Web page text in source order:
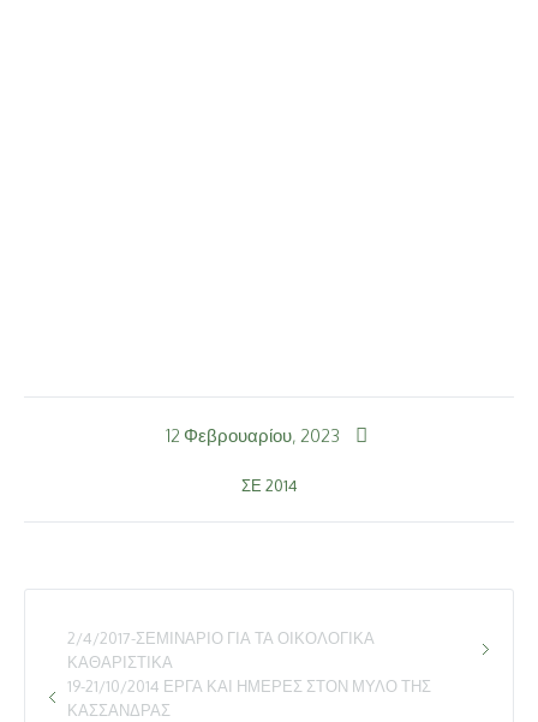
12 Φεβρουαρίου, 2023
ΣΕ 2014
2/4/2017-ΣΕΜΙΝΆΡΙΟ ΓΙΑ ΤΑ ΟΙΚΟΛΟΓΙΚΆ
ΚΑΘΑΡΙΣΤΙΚΆ
19-21/10/2014 ΈΡΓΑ ΚΑΙ ΗΜΈΡΕΣ ΣΤΟΝ ΜΎΛΟ ΤΗΣ
ΚΑΣΣΆΝΔΡΑΣ